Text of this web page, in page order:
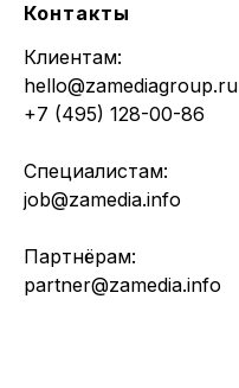
Контакты
Клиентам:
hello@zamediagroup.ru
+7 (495) 128-00-86
Специалистам:
job@zamedia.info
Партнёрам:
partner@zamedia.info